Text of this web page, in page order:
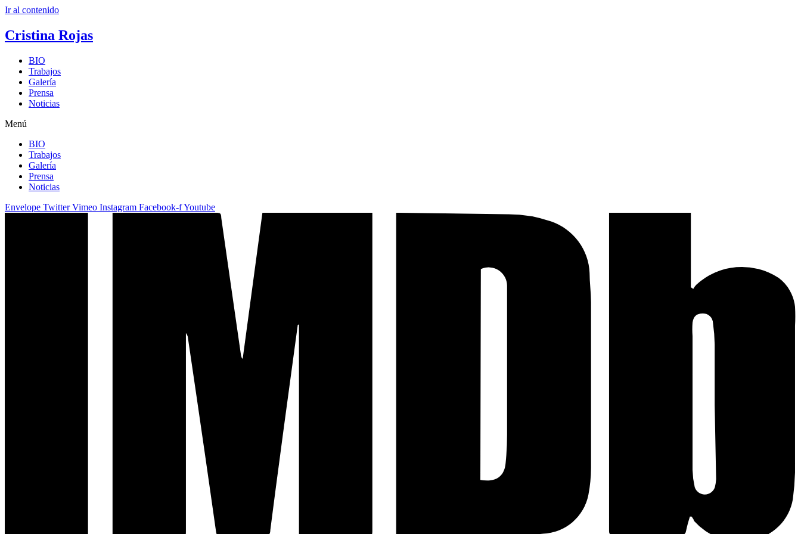
Ir al contenido
Cristina Rojas
BIO
Trabajos
Galería
Prensa
Noticias
Menú
BIO
Trabajos
Galería
Prensa
Noticias
Envelope Twitter Vimeo Instagram Facebook-fYoutube